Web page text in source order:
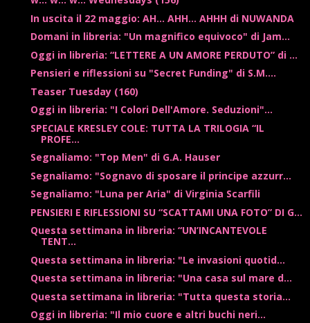
In uscita il 22 maggio: AH... AHH... AHHH di NUWANDA
Domani in libreria: "Un magnifico equivoco" di Jam...
Oggi in libreria: “LETTERE A UN AMORE PERDUTO” di ...
Pensieri e riflessioni su "Secret Funding" di S.M....
Teaser Tuesday (160)
Oggi in libreria: "I Colori Dell'Amore. Seduzioni"...
SPECIALE KRESLEY COLE: TUTTA LA TRILOGIA “IL
PROFE...
Segnaliamo: "Top Men" di G.A. Hauser
Segnaliamo: "Sognavo di sposare il principe azzurr...
Segnaliamo: "Luna per Aria" di Virginia Scarfili
PENSIERI E RIFLESSIONI SU “SCATTAMI UNA FOTO” DI G...
Questa settimana in libreria: “UN’INCANTEVOLE
TENT...
Questa settimana in libreria: "Le invasioni quotid...
Questa settimana in libreria: "Una casa sul mare d...
Questa settimana in libreria: "Tutta questa storia...
Oggi in libreria: "Il mio cuore e altri buchi neri...